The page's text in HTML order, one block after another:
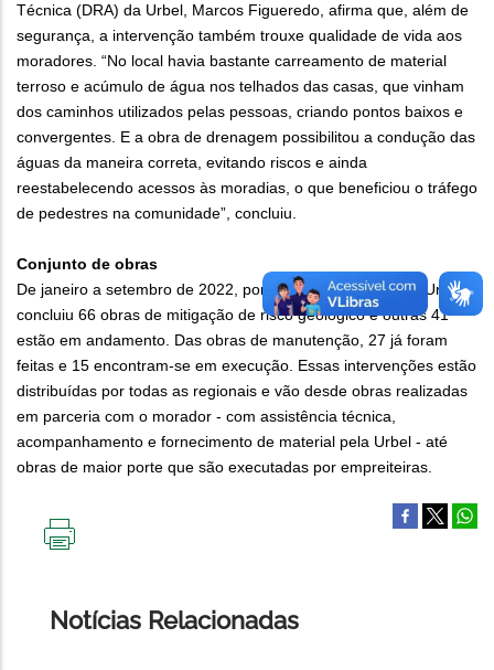
Técnica (DRA) da Urbel, Marcos Figueredo, afirma que, além de
segurança, a intervenção também trouxe qualidade de vida aos
moradores. “No local havia bastante carreamento de material
terroso e acúmulo de água nos telhados das casas, que vinham
dos caminhos utilizados pelas pessoas, criando pontos baixos e
convergentes. E a obra de drenagem possibilitou a condução das
águas da maneira correta, evitando riscos e ainda
reestabelecendo acessos às moradias, o que beneficiou o tráfego
de pedestres na comunidade”, concluiu.
Conjunto de obras
De janeiro a setembro de 2022, por intermédio do Pear, a Urbel
concluiu 66 obras de mitigação de risco geológico e outras 41
estão em andamento. Das obras de manutenção, 27 já foram
feitas e 15 encontram-se em execução. Essas intervenções estão
distribuídas por todas as regionais e vão desde obras realizadas
em parceria com o morador - com assistência técnica,
acompanhamento e fornecimento de material pela Urbel - até
obras de maior porte que são executadas por empreiteiras.
Notícias Relacionadas